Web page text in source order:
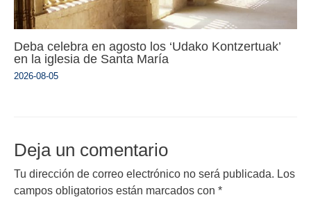
Deba celebra en agosto los ‘Udako Kontzertuak’
en la iglesia de Santa María
2026-08-05
Deja un comentario
Tu dirección de correo electrónico no será publicada. Los
campos obligatorios están marcados con *